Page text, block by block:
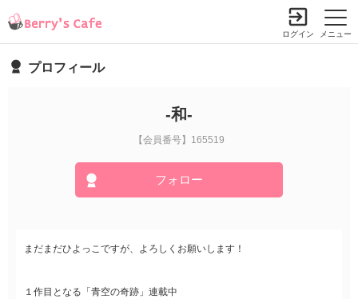
メニュー
ログイン
プロフィール
-和-
【会員番号】165519
フォロー
まだまだひよっこですが、よろしくお願いします！
１作目となる「青空の奇跡」連載中